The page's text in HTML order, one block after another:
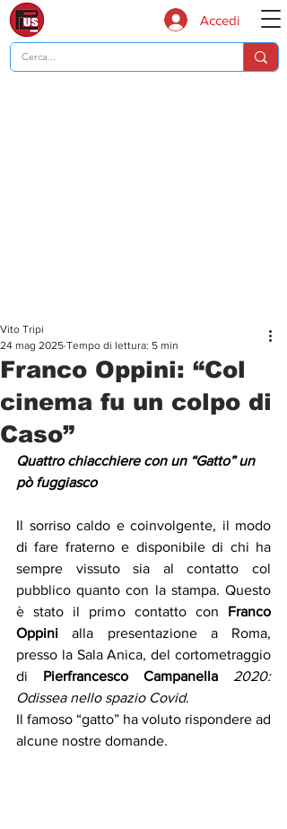
Accedi
Franco Oppini: “Col
cinema fu un colpo di
Caso”
Vito Tripi
24 mag 2025 Tempo di lettura: 5 min
Quattro chiacchiere con un “Gatto” un
pò fuggiasco
Il sorriso caldo e coinvolgente, il modo
di fare fraterno e disponibile di chi ha
sempre vissuto sia al contatto col
pubblico quanto con la stampa. Questo
è stato il primo contatto con Franco
Oppini alla presentazione a Roma,
presso la Sala Anica, del cortometraggio
di Pierfrancesco Campanella 2020:
Odissea nello spazio Covid.
Il famoso “gatto” ha voluto rispondere ad
alcune nostre domande.